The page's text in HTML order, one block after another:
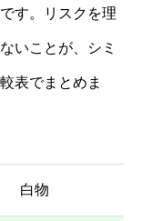
す。リスクを理
いことが、シミ
表でまとめま
白物